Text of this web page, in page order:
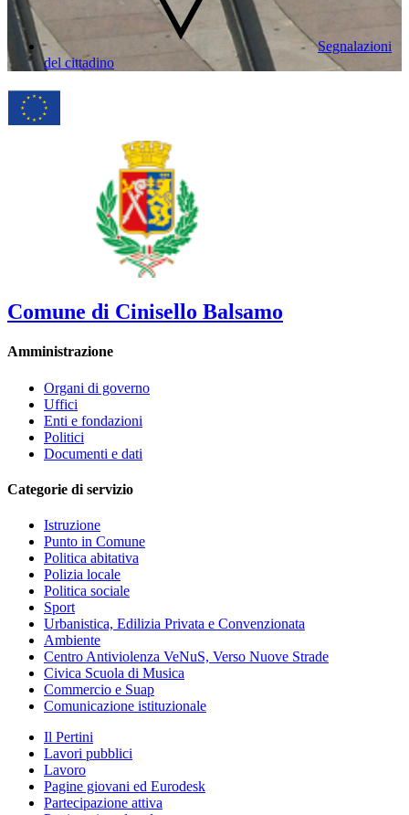
Segnalazioni
del cittadino
Comune di Cinisello Balsamo
Amministrazione
Organi di governo
Uffici
Enti e fondazioni
Politici
Documenti e dati
Categorie di servizio
Istruzione
Punto in Comune
Politica abitativa
Polizia locale
Politica sociale
Sport
Urbanistica, Edilizia Privata e Convenzionata
Ambiente
Centro Antiviolenza VeNuS, Verso Nuove Strade
Civica Scuola di Musica
Commercio e Suap
Comunicazione istituzionale
Il Pertini
Lavori pubblici
Lavoro
Pagine giovani ed Eurodesk
Partecipazione attiva